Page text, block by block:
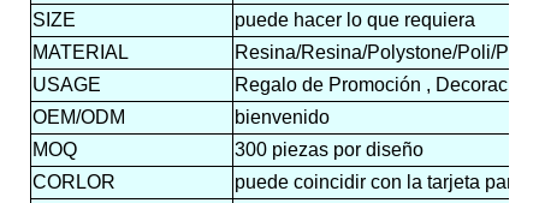
SIZE
puede hacer lo que requiera
MATERIAL
Resina/Resina/Polystone/Poli/
USAGE
Regalo de Promoción ,
OEM/ODM
bienvenido
MOQ
300 piezas por diseño
CORLOR
puede coincidir con la tarjeta